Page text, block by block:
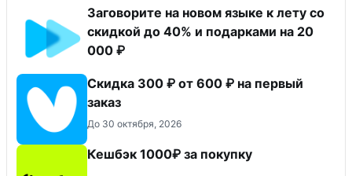
Заговорите на новом языке к лету со
скидкой до 40% и подарками на 20
000 ₽
Скидка 300 ₽ от 600 ₽ на первый
заказ
До 30 октября, 2026
Кешбэк 1000₽ за покупку